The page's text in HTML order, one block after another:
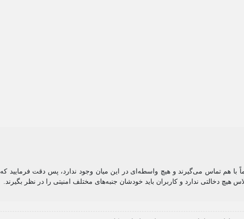
با هم تماس می‌گیرند و هیچ واسطه‌ای در این میان وجود ندارد، پس دقت فرمایید که
دخالتی ندارد و کاربران باید خودشان جنبه‌های مختلف امنیتی را در نظر بگیرند.